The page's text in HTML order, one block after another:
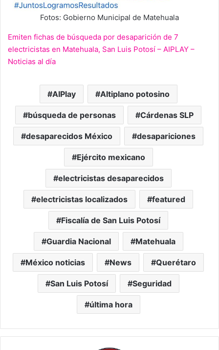
Fotos: Gobierno Municipal de Matehuala
Emiten fichas de búsqueda por desaparición de 7
electricistas en Matehuala, San Luis Potosí – AIPLAY –
Noticias al día
AIPlay Altiplano potosino
búsqueda de personas Cárdenas SLP
desaparecidos México desapariciones
Ejército mexicano
electricistas desaparecidos
electricistas localizados featured
Fiscalía de San Luis Potosí
Guardia Nacional Matehuala
México noticias News Querétaro
San Luis Potosí Seguridad
última hora